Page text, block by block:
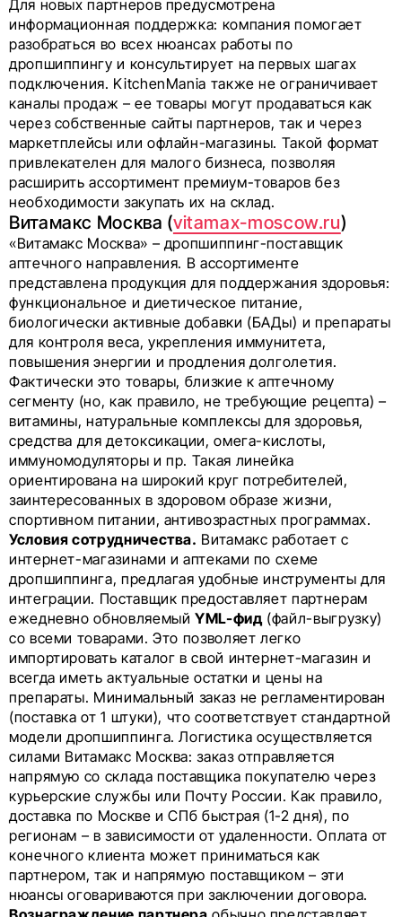
Для новых партнеров предусмотрена
информационная поддержка: компания помогает
разобраться во всех нюансах работы по
дропшиппингу и консультирует на первых шагах
подключения. KitchenMania также не ограничивает
каналы продаж – ее товары могут продаваться как
через собственные сайты партнеров, так и через
маркетплейсы или офлайн-магазины. Такой формат
привлекателен для малого бизнеса, позволяя
расширить ассортимент премиум-товаров без
необходимости закупать их на склад.
Витамакс Москва (vitamax-moscow.ru)
«Витамакс Москва» – дропшиппинг-поставщик
аптечного направления. В ассортименте
представлена продукция для поддержания здоровья:
функциональное и диетическое питание,
биологически активные добавки (БАДы) и препараты
для контроля веса, укрепления иммунитета,
повышения энергии и продления долголетия.
Фактически это товары, близкие к аптечному
сегменту (но, как правило, не требующие рецепта) –
витамины, натуральные комплексы для здоровья,
средства для детоксикации, омега-кислоты,
иммуномодуляторы и пр. Такая линейка
ориентирована на широкий круг потребителей,
заинтересованных в здоровом образе жизни,
спортивном питании, антивозрастных программах.
Условия сотрудничества. Витамакс работает с
интернет-магазинами и аптеками по схеме
дропшиппинга, предлагая удобные инструменты для
интеграции. Поставщик предоставляет партнерам
ежедневно обновляемыйYML-фид(файл-выгрузку)
со всеми товарами. Это позволяет легко
импортировать каталог в свой интернет-магазин и
всегда иметь актуальные остатки и цены на
препараты. Минимальный заказ не регламентирован
(поставка от 1 штуки), что соответствует стандартной
модели дропшиппинга. Логистика осуществляется
силами Витамакс Москва: заказ отправляется
напрямую со склада поставщика покупателю через
курьерские службы или Почту России. Как правило,
доставка по Москве и СПб быстрая (1-2 дня), по
регионам – в зависимости от удаленности. Оплата от
конечного клиента может приниматься как
партнером, так и напрямую поставщиком – эти
нюансы оговариваются при заключении договора.